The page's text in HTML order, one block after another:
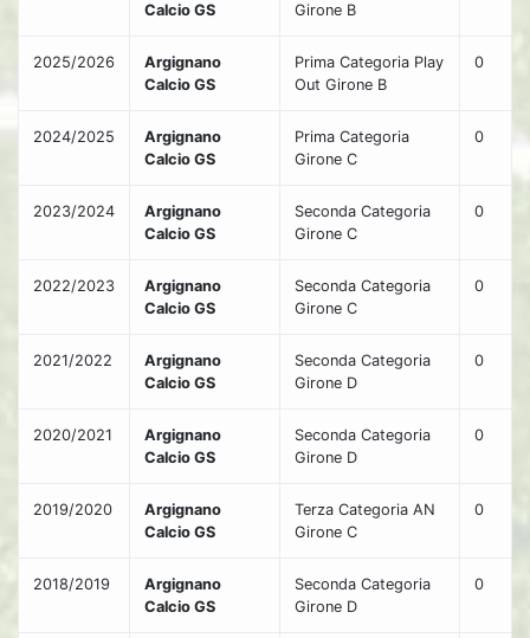
Calcio GS
Girone B
2025/2026
Argignano
Calcio GS
Prima Categoria Play
Out Girone B
0
2024/2025
Argignano
Calcio GS
Prima Categoria
Girone C
0
2023/2024
Argignano
Calcio GS
Seconda Categoria
Girone C
0
2022/2023
Argignano
Calcio GS
Seconda Categoria
Girone C
0
2021/2022
Argignano
Calcio GS
Seconda Categoria
Girone D
0
2020/2021
Argignano
Calcio GS
Seconda Categoria
Girone D
0
2019/2020
Argignano
Calcio GS
Terza Categoria AN
Girone C
0
2018/2019
Argignano
Calcio GS
Seconda Categoria
Girone D
0